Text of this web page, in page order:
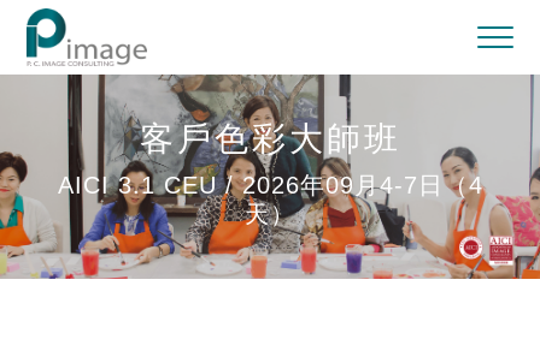
客戶色彩大師班
AICI 3.1 CEU / 2026年09月4-7日（4
天）